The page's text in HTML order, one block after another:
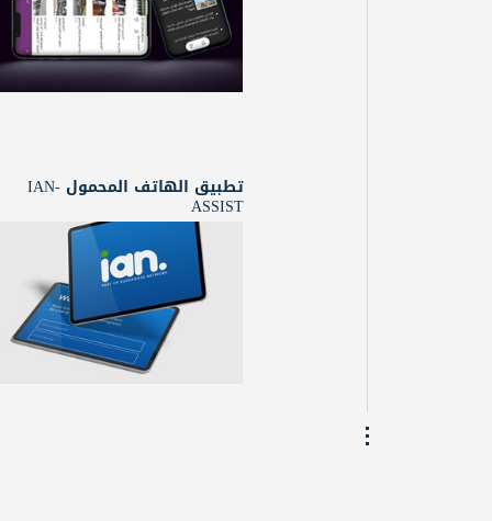
تطبيق الهاتف المحمول IAN-
ASSIST